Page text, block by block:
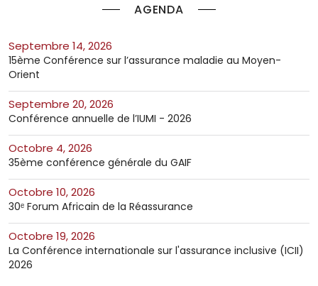
AGENDA
septembre 14, 2026
15ème Conférence sur l’assurance maladie au Moyen-
Orient
septembre 20, 2026
Conférence annuelle de l’IUMI - 2026
octobre 4, 2026
35ème conférence générale du GAIF
octobre 10, 2026
30ᵉ Forum Africain de la Réassurance
octobre 19, 2026
La Conférence internationale sur l'assurance inclusive (ICII)
2026